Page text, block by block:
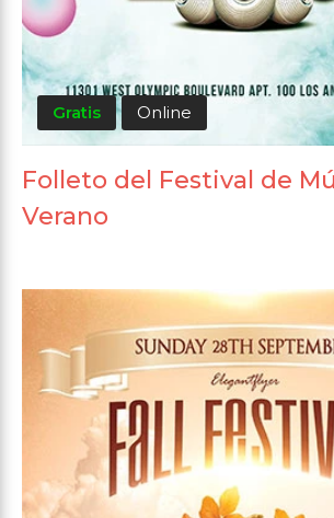
Gratis Online
Folleto del Festival de
Verano